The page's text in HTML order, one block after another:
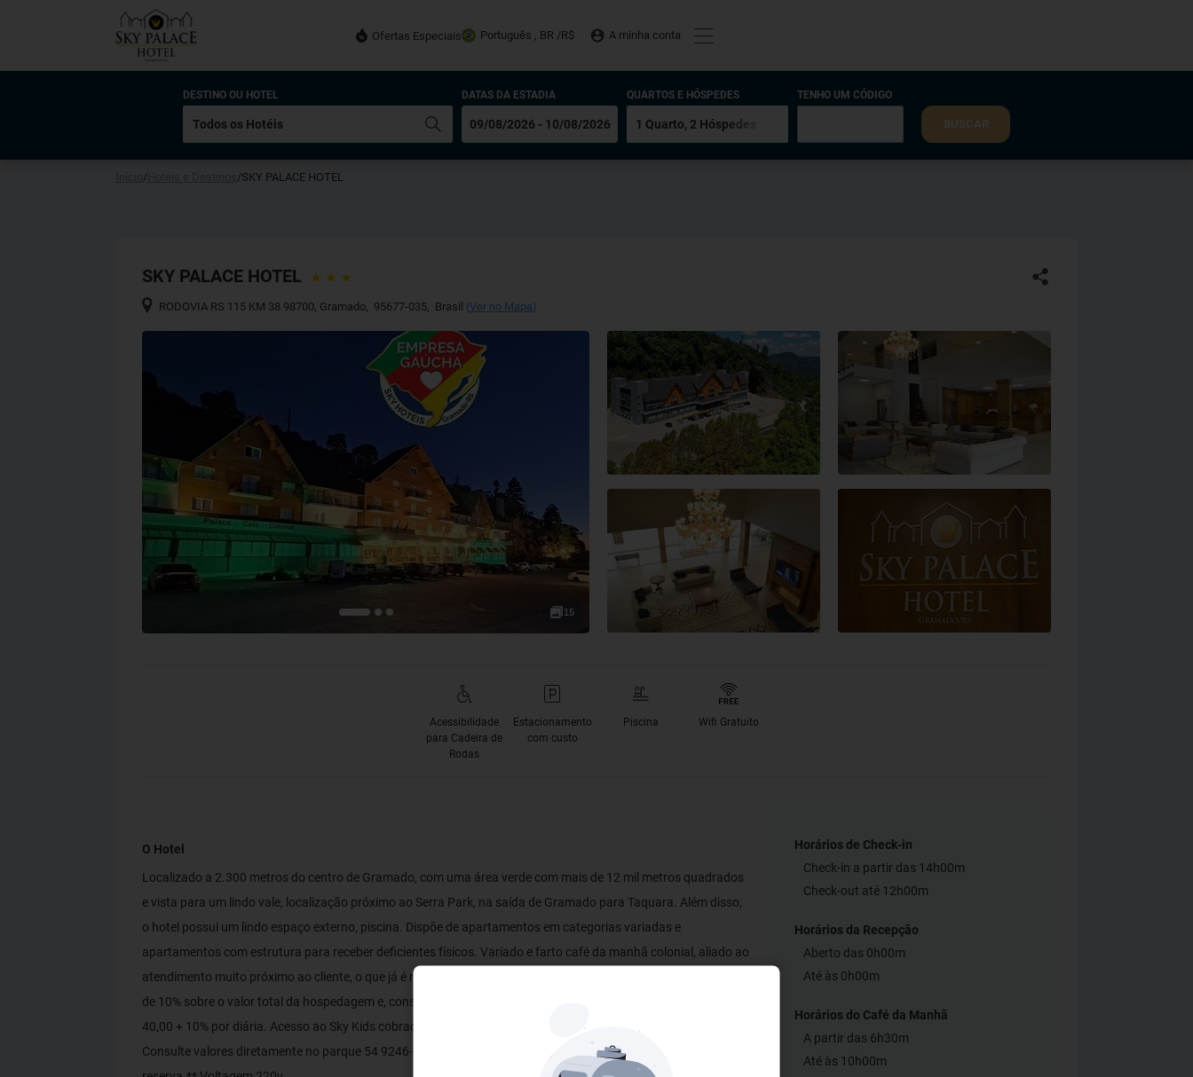
Ofertas Especiais Português , BR /R$ A minha conta
DESTINO OU HOTEL DATAS DA ESTADIA QUARTOS E HÓSPEDES TENHO UM CÓDIGO
BUSCAR
/ /SKY PALACE HOTEL
SKY PALACE HOTEL
RODOVIA RS 115 KM 38 98700, Gramado, 95677-035, Brasil (Ver no Mapa)
15
Acessibilidade
para Cadeira de
Rodas
Estacionamento
com custo
Piscina Wifi Gratuito
O Hotel
Localizado a 2.300 metros do centro de Gramado, com uma área verde com mais de 12 mil metros quadrados
e vista para um lindo vale, localização próximo ao Serra Park, na saída de Gramado para Taquara. Além disso,
o hotel possui um lindo espaço externo, piscina. Dispõe de apartamentos em categorias variadas e
apartamentos com estrutura para receber deficientes físicos. Variado e farto café da manhã colonial, aliado ao
atendimento muito próximo ao cliente, o que já é marca registrada do grupo. A Rede Sky cobra taxa de serviço
de 10% sobre o valor total da hospedagem e, consumos nos restaurantes. Cobramos estacionamento de R$
40,00 + 10% por diária. Acesso ao Sky Kids cobrado separado do hotel, com valores à parte para hora e diária.
Consulte valores diretamente no parque 54 9246-2814. **Serviços de transfer não estão inclusos no valor da
Horários de Check-in
Check-in a partir das 14h00m
Check-out até 12h00m
Horários da Recepção
Aberto das 0h00m
Até às 0h00m
Horários do Café da Manhã
A partir das 6h30m
Até às 10h00m